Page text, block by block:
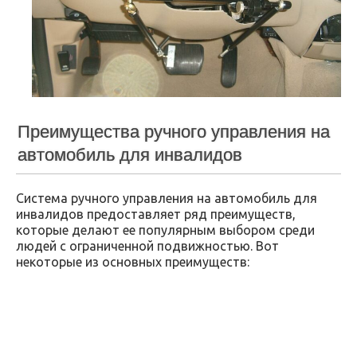
Преимущества ручного управления на
автомобиль для инвалидов
Система ручного управления на автомобиль для
инвалидов предоставляет ряд преимуществ,
которые делают ее популярным выбором среди
людей с ограниченной подвижностью. Вот
некоторые из основных преимуществ: